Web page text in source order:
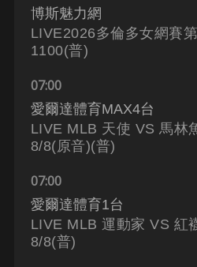
博斯魅力網
LIVE2026多倫多女網賽
1100(普)
07:00
愛爾達體育MAX4台
LIVE MLB 天使 VS 馬林
8/8(原音)(普)
07:00
愛爾達體育1台
LIVE MLB 運動家 VS 紅
8/8(普)